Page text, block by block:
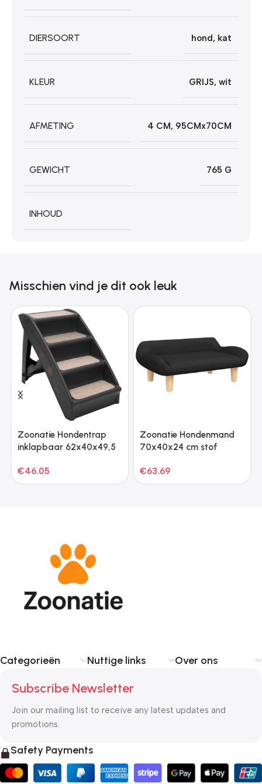
DIERSOORT hond, kat
KLEUR GRIJS, wit
AFMETING 4 CM, 95CMx70CM
GEWICHT 765 G
INHOUD
Misschien vind je dit ook leuk
Zoonatie Hondentrap
inklapbaar 62x40x49,5
€46.05
Zoonatie Hondenmand
70x40x24 cm stof
€63.69
Categorieën Nuttige links Over ons
Subscribe Newsletter
Join our mailing list to receive any latest updates and
promotions.
Safety Payments